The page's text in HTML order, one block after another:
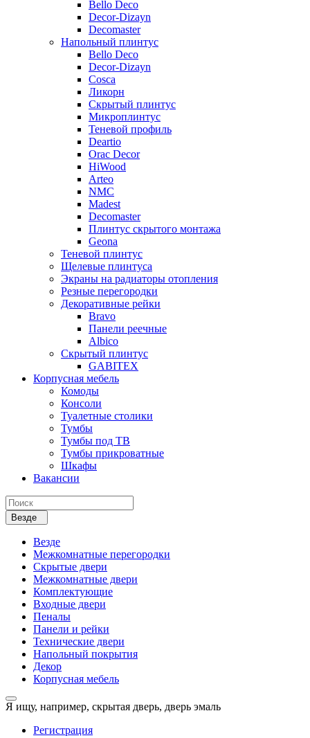
Bello Deco
Decor-Dizayn
Decomaster
Напольный плинтус
Bello Deco
Decor-Dizayn
Cosca
Ликорн
Скрытый плинтус
Микроплинтус
Теневой профиль
Deartio
Orac Decor
HiWood
Arteo
NMC
Madest
Decomaster
Плинтус скрытого монтажа
Geona
Теневой плинтус
Щелевые плинтуса
Экраны на радиаторы отопления
Резные перегородки
Декоративные рейки
Bravo
Панели реечные
Albico
Скрытый плинтус
GABITEX
Корпусная мебель
Комоды
Консоли
Туалетные столики
Тумбы
Тумбы под ТВ
Тумбы прикроватные
Шкафы
Вакансии
Везде
Везде
Межкомнатные перегородки
Скрытые двери
Межкомнатные двери
Комплектующие
Входные двери
Пеналы
Панели и рейки
Технические двери
Напольный покрытия
Декор
Корпусная мебель
Я ищу, например, скрытая дверь, дверь эмаль
Регистрация